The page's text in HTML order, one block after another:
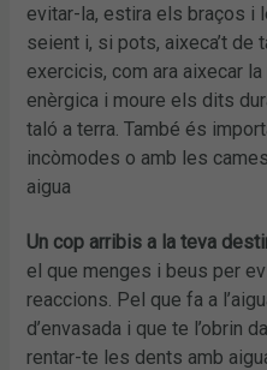
evitar-la, estira els braços i
seient i, si pots, aixeca’t
exercicis, com ara aixecar
enèrgica i moure els dits
taló a terra. També és
incòmodes o amb les
aigua
Un cop arribis a la teva
el que menges i beus per
reaccions. Pel que fa a
d’envasada i que te l’obrin
rentar-te les dents amb